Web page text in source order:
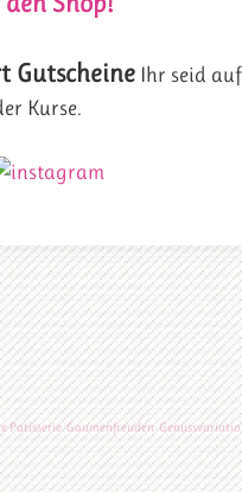
Gutscheine Ihr seid
Kurse.
Patisserie Gaumenfreuden